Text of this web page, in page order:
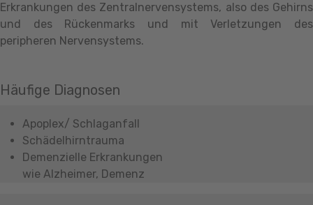
Erkrankungen des Zentralnervensystems, also des Gehirns
und des Rückenmarks und mit Verletzungen des
peripheren Nervensystems.
Häufige Diagnosen
Apoplex/ Schlaganfall
Schädelhirntrauma
Demenzielle Erkrankungen
wie Alzheimer, Demenz